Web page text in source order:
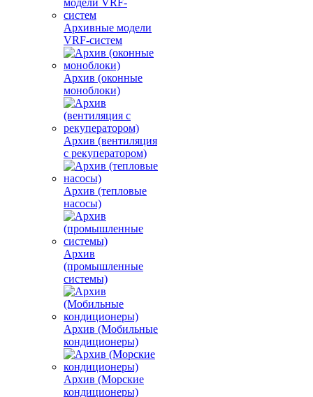
Архивные модели
VRF-систем
Архив (оконные
моноблоки)
Архив (вентиляция
с рекуператором)
Архив (тепловые
насосы)
Архив
(промышленные
системы)
Архив (Мобильные
кондиционеры)
Архив (Морские
кондиционеры)